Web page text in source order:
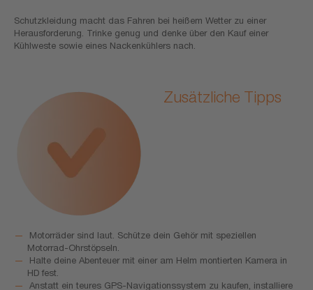
Schutzkleidung macht das Fahren bei heißem Wetter zu einer
Herausforderung. Trinke genug und denke über den Kauf einer
Kühlweste sowie eines Nackenkühlers nach.
Zusätzliche Tipps
Motorräder sind laut. Schütze dein Gehör mit speziellen
Motorrad-Ohrstöpseln.
Halte deine Abenteuer mit einer am Helm montierten Kamera in
HD fest.
Anstatt ein teures GPS-Navigationssystem zu kaufen, installiere